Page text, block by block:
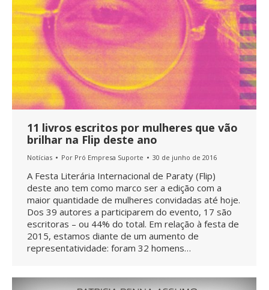
11 livros escritos por mulheres que vão
brilhar na Flip deste ano
Notícias Por Pró Empresa Suporte 30 de junho de 2016
A Festa Literária Internacional de Paraty (Flip)
deste ano tem como marco ser a edição com a
maior quantidade de mulheres convidadas até hoje.
Dos 39 autores a participarem do evento, 17 são
escritoras – ou 44% do total. Em relação à festa de
2015, estamos diante de um aumento de
representatividade: foram 32 homens…